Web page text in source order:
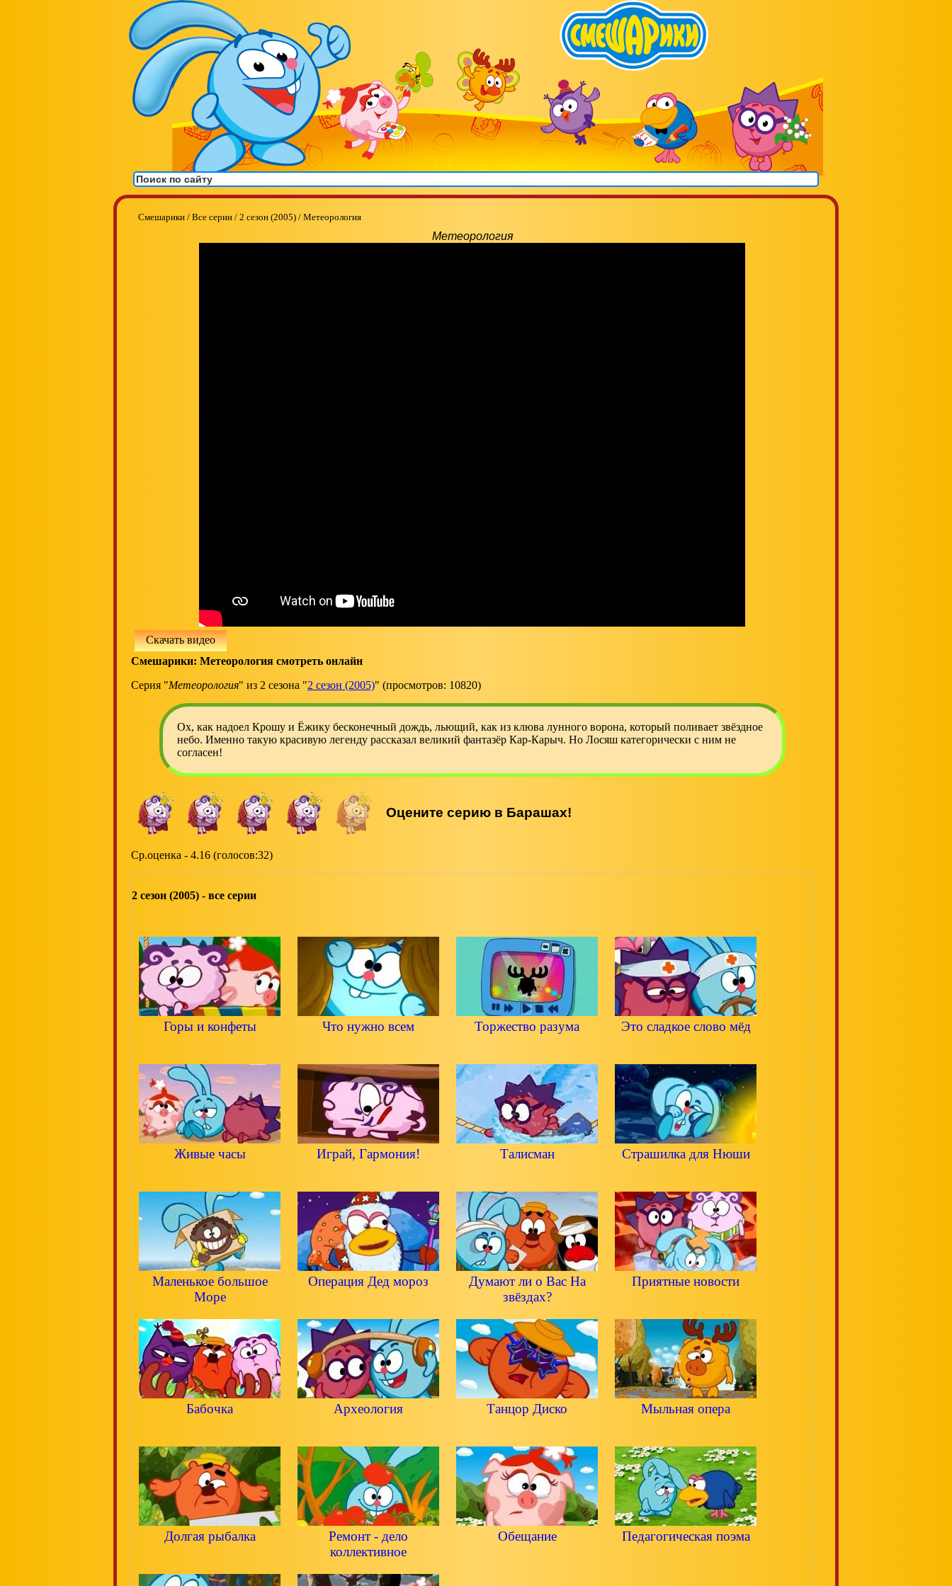
Смешарики / Все серии / 2 сезон (2005) / Метеорология
Метеорология
Скачать видео
Смешарики: Метеорология смотреть онлайн
Серия "Метеорология" из 2 сезона "2 сезон (2005)" (просмотров: 10820)
Ох, как надоел Крошу и Ёжику бесконечный дождь, льющий, как из клюва лунного ворона, который поливает звёздное
небо. Именно такую красивую легенду рассказал великий фантазёр Кар-Карыч. Но Лосяш категорически с ним не
согласен!
Ср.оценка - 4.16 (голосов:32)
2 сезон (2005) - все серии
Горы и конфеты Что нужно всем Торжество разума Это сладкое слово мёд
Живые часы Играй, Гармония! Талисман Страшилка для Нюши
Маленькое большое
Море
Операция Дед мороз
Думают ли о Вас На
звёздах?
Приятные новости
Бабочка Археология Танцор Диско Мыльная опера
Долгая рыбалка
Ремонт - дело
коллективное
Обещание Педагогическая поэма